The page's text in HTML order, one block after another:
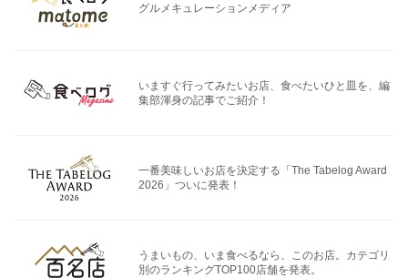
グルメキュレーションメディア
いますぐ行ってみたいお店、食べたいひと皿を、編
集部渾身の記事でご紹介！
一番美味しいお店を決定する「The Tabelog Award
2026」ついに発表！
うまいもの、いま食べるなら、このお店。カテゴリ
別のランキングTOP100店舗を発表。